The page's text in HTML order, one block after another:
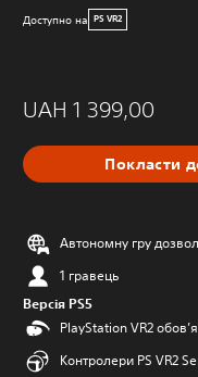
Доступно на PS VR2
UAH 1 399,00
Покласти
Автономну гру
1 гравець
Версія PS5
PlayStation VR2
Контролери PS VR2